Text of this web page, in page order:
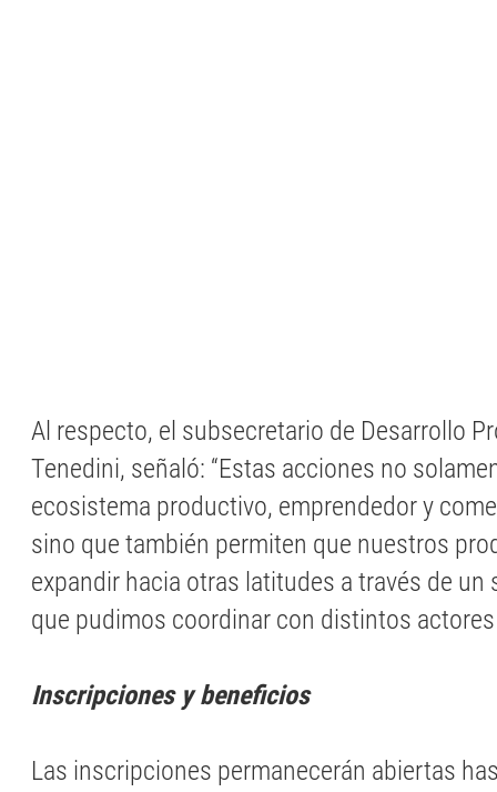
Al respecto, el subsecretario de Desarrollo
Tenedini, señaló: “Estas acciones no
ecosistema productivo, emprendedor y
sino que también permiten que nuestros
expandir hacia otras latitudes a través de
que pudimos coordinar con distintos
Inscripciones y beneficios
Las inscripciones permanecerán abiertas